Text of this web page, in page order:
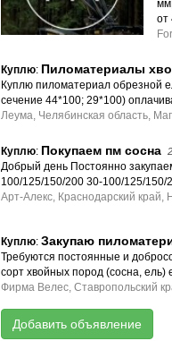
от
Куплю: Пиломатериалы
Куплю пиломатериал обрезной
сечение 44*100; 29*100)
Леума, Челябинская область,
Куплю: Покупаем пм сосна
Добрый день Постоянно
100/125/150/200 30-100/125/
Арт-Алекс, Краснодарский край,
Куплю: Закупаю
Требуются постоянные и
сорт хвойных пород (сосна,
Фирма Велес, Ставропольский
Добавить объявление